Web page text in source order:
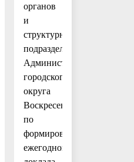
органов
и
структурных
подразделений
Администрации
городского
округа
Воскресенск
по
формированию
ежегодного